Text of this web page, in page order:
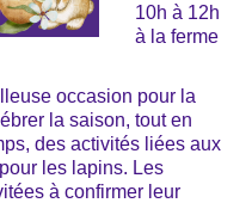
10h à 12h
à la ferme
occasion pour la
la saison, tout en
des activités liées aux
les lapins. Les
à confirmer leur